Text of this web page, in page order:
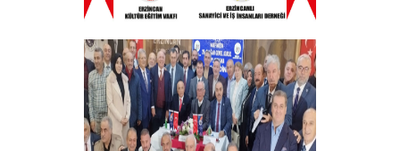
ERZINCAN VE TÜM SEHITLERI ANMA
PROGRAMI
+